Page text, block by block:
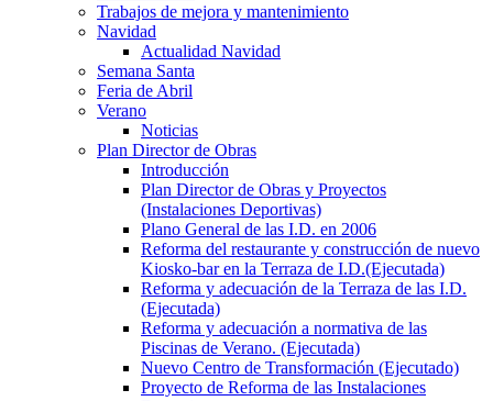
Trabajos de mejora y mantenimiento
Navidad
Actualidad Navidad
Semana Santa
Feria de Abril
Verano
Noticias
Plan Director de Obras
Introducción
Plan Director de Obras y Proyectos
(Instalaciones Deportivas)
Plano General de las I.D. en 2006
Reforma del restaurante y construcción de nuevo
Kiosko-bar en la Terraza de I.D.(Ejecutada)
Reforma y adecuación de la Terraza de las I.D.
(Ejecutada)
Reforma y adecuación a normativa de las
Piscinas de Verano. (Ejecutada)
Nuevo Centro de Transformación (Ejecutado)
Proyecto de Reforma de las Instalaciones